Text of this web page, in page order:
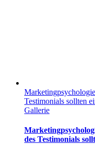
Testimonials sollten
Gallerie
des Testimonials